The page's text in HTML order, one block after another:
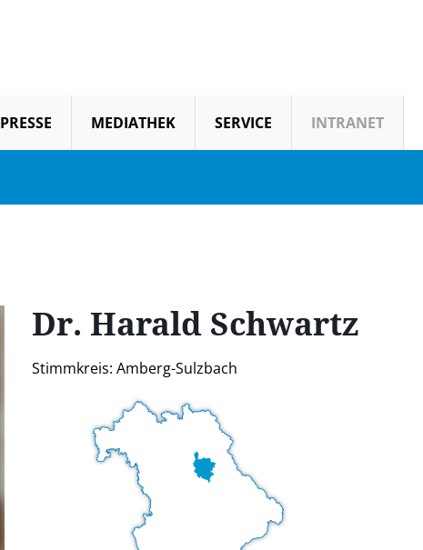
PRESSE MEDIATHEK SERVICE INTRANET
Dr. Harald Schwartz
Stimmkreis: Amberg-Sulzbach